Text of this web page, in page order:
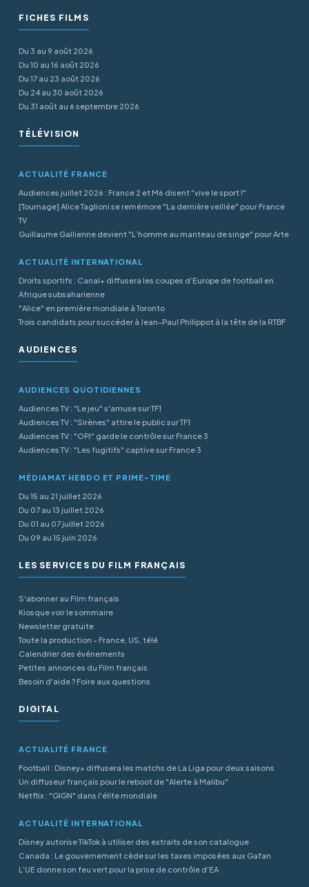
FICHES FILMS
Du 3 au 9 août 2026
Du 10 au 16 août 2026
Du 17 au 23 août 2026
Du 24 au 30 août 2026
Du 31 août au 6 septembre 2026
TÉLÉVISION
ACTUALITÉ FRANCE
Audiences juillet 2026 : France 2 et M6 disent "vive le sport !"
[Tournage] Alice Taglioni se remémore "La dernière veillée" pour France
TV
Guillaume Gallienne devient "L’homme au manteau de singe" pour Arte
ACTUALITÉ INTERNATIONAL
Droits sportifs : Canal+ diffusera les coupes d’Europe de football en
Afrique subsaharienne
"Alice" en première mondiale à Toronto
Trois candidats pour succéder à Jean-Paul Philippot à la tête de la RTBF
AUDIENCES
AUDIENCES QUOTIDIENNES
Audiences TV : "Le jeu" s'amuse sur TF1
Audiences TV : "Sirènes" attire le public sur TF1
Audiences TV : "OPJ" garde le contrôle sur France 3
Audiences TV : "Les fugitifs" captive sur France 3
MÉDIAMAT HEBDO ET PRIME-TIME
Du 15 au 21 juillet 2026
Du 07 au 13 juillet 2026
Du 01 au 07 juillet 2026
Du 09 au 15 juin 2026
LES SERVICES DU FILM FRANÇAIS
S'abonner au Film français
Kiosque voir le sommaire
Newsletter gratuite
Toute la production - France, US, télé
Calendrier des événements
Petites annonces du Film français
Besoin d'aide ? Foire aux questions
DIGITAL
ACTUALITÉ FRANCE
Football : Disney+ diffusera les matchs de La Liga pour deux saisons
Un diffuseur français pour le reboot de "Alerte à Malibu"
Netflix : "GIGN" dans l'élite mondiale
ACTUALITÉ INTERNATIONAL
Disney autorise TikTok à utiliser des extraits de son catalogue
Canada : Le gouvernement cède sur les taxes imposées aux Gafan
L’UE donne son feu vert pour la prise de contrôle d’EA